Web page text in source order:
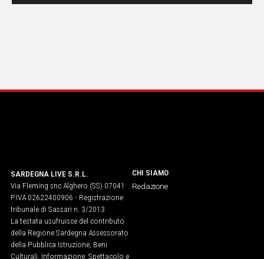
SARDEGNA LIVE S.R.L.
Via Fleming snc Alghero (SS) 07041
P.IVA 02622400906 - Registrazione
tribunale di Sassari n. 3/2013
La testata usufruisce del contributo
della Regione Sardegna Assessorato
della Pubblica Istruzione, Beni
Culturali, Informazione, Spettacolo e
CHI SIAMO
Redazione